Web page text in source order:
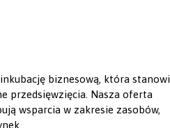
biznesową, która stanowi
przedsięwzięcia. Nasza oferta
wsparcia w zakresie zasobów,